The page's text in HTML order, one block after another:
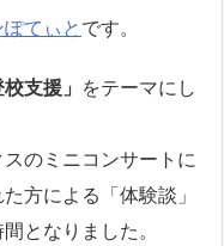
てぃとです。
支援」 をテーマにし
のミニコンサートに
方による「体験談」
となりました。